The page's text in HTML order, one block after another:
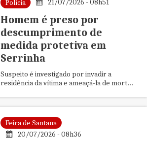
Polícia 21/07/2026 - 08h51
Homem é preso por
descumprimento de
medida protetiva em
Serrinha
Suspeito é investigado por invadir a
residência da vítima e ameaçá-la de morte
Feira de Santana
20/07/2026 - 08h36